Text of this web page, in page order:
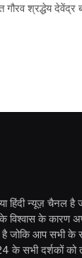
गौरव श्रद्धेय देवेंद्र
हिंदी न्यूज़ चैनल है
विश्वास के
है जोकि आप सभी
के सभी दर्शकों को